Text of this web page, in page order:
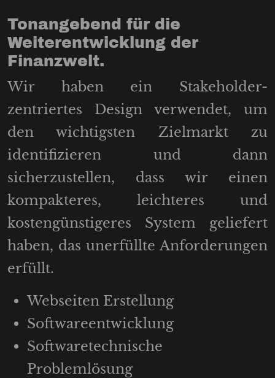
Tonangebend für die
Weiterentwicklung der
Finanzwelt.
Wir haben ein Stakeholder-
zentriertes Design verwendet, um
den wichtigsten Zielmarkt zu
identifizieren und dann
sicherzustellen, dass wir einen
kompakteres, leichteres und
kostengünstigeres System geliefert
haben, das unerfüllte Anforderungen
erfüllt.
Webseiten Erstellung
Softwareentwicklung
Softwaretechnische
Problemlösung